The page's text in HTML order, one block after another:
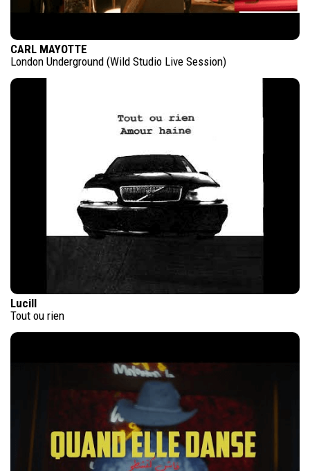
CARL MAYOTTE
London Underground (Wild Studio Live Session)
Lucill
Tout ou rien